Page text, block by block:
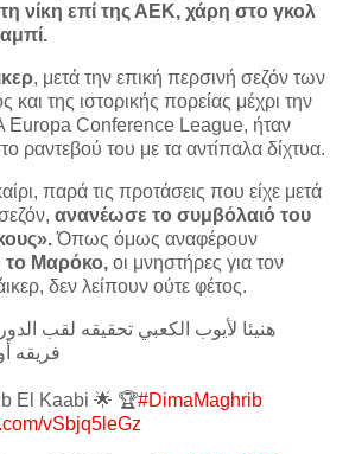
νίκη επί της ΑΕΚ, χάρη στο γκολ
, μετά την επική περσινή σεζόν των
και της ιστορικής πορείας μέχρι την
Europa Conference League, ήταν
ραντεβού του με τα αντίπαλα δίχτυα.
παρά τις προτάσεις που είχε μετά
ανανέωσε το συμβόλαιό του
Όπως όμως αναφέρουν
το Μαρόκο, οι μνηστήρες για τον
δεν λείπουν ούτε φέτος.
هنيئا لأيوب الكعبي تحقيقه لقب
فريقه
El Kaabi 🌟 🏆#DimaMaghrib
vSbjq5leGz